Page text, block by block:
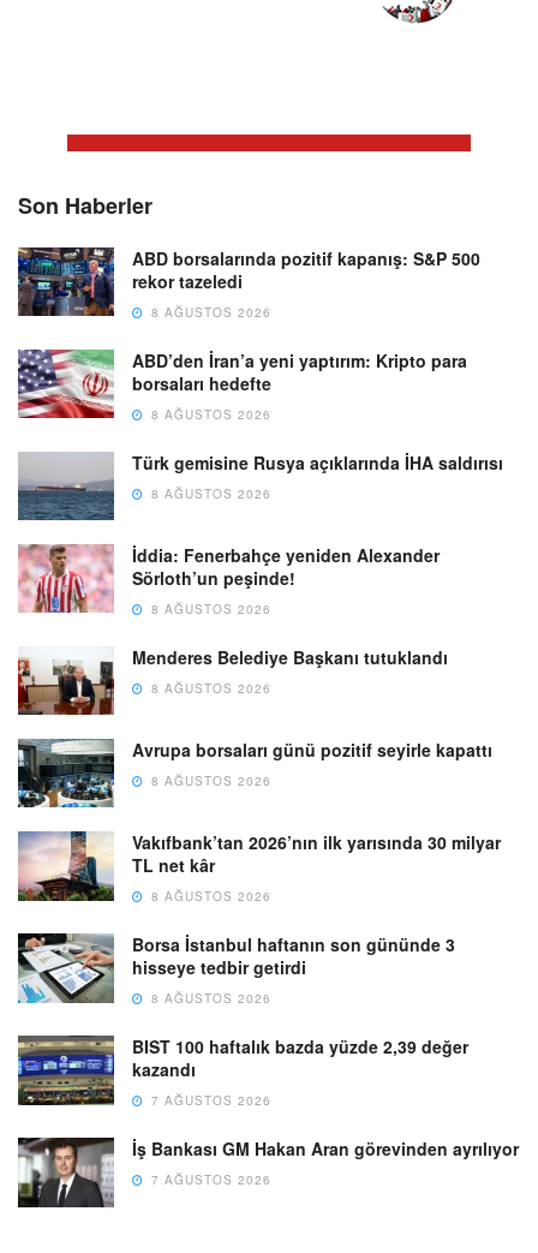
Son Haberler
ABD borsalarında pozitif kapanış: S&P 500
rekor tazeledi
8 AĞUSTOS 2026
ABD’den İran’a yeni yaptırım: Kripto para
borsaları hedefte
8 AĞUSTOS 2026
Türk gemisine Rusya açıklarında İHA saldırısı
8 AĞUSTOS 2026
İddia: Fenerbahçe yeniden Alexander
Sörloth’un peşinde!
8 AĞUSTOS 2026
Menderes Belediye Başkanı tutuklandı
8 AĞUSTOS 2026
Avrupa borsaları günü pozitif seyirle kapattı
8 AĞUSTOS 2026
Vakıfbank’tan 2026’nın ilk yarısında 30 milyar
TL net kâr
8 AĞUSTOS 2026
Borsa İstanbul haftanın son gününde 3
hisseye tedbir getirdi
8 AĞUSTOS 2026
BIST 100 haftalık bazda yüzde 2,39 değer
kazandı
7 AĞUSTOS 2026
İş Bankası GM Hakan Aran görevinden ayrılıyor
7 AĞUSTOS 2026